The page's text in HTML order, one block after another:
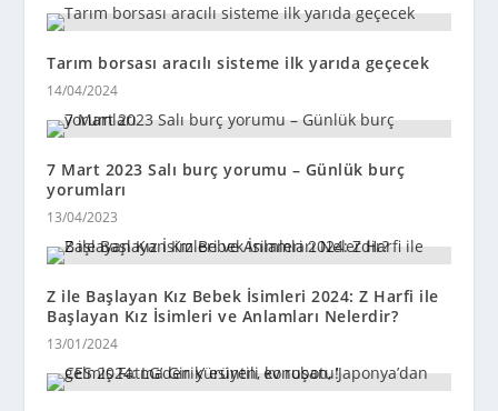
Tarım borsası aracılı sisteme ilk yarıda geçecek
14/04/2024
7 Mart 2023 Salı burç yorumu – Günlük burç
yorumları
13/04/2023
Z ile Başlayan Kız Bebek İsimleri 2024: Z Harfi ile
Başlayan Kız İsimleri ve Anlamları Nelerdir?
13/01/2024